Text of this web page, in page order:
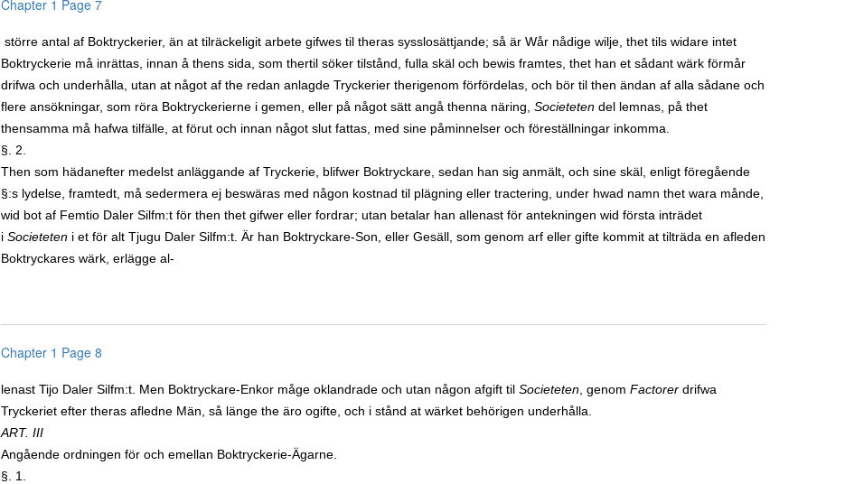
Chapter 1 Page 7
större antal af Boktryckerier, än at tilräckeligit arbete gifwes til theras sysslosättjande; så är Wår nådige wilje, thet tils widare intet
Boktryckerie må inrättas, innan å thens sida, som thertil söker tilstånd, fulla skäl och bewis framtes, thet han et sådant wärk förmår
drifwa och underhålla, utan at något af the redan anlagde Tryckerier therigenom förfördelas, och bör til then ändan af alla sådane och
flere ansökningar, som röra Boktryckerierne i gemen, eller på något sätt angå thenna näring, Societetendel lemnas, på thet
thensamma må hafwa tilfälle, at förut och innan något slut fattas, med sine påminnelser och föreställningar inkomma.
§. 2.
Then som hädanefter medelst anläggande af Tryckerie, blifwer Boktryckare, sedan han sig anmält, och sine skäl, enligt föregående
§:s lydelse, framtedt, må sedermera ej beswäras med någon kostnad til plägning eller tractering, under hwad namn thet wara månde,
wid bot af Femtio Daler Silfm:t för then thet gifwer eller fordrar; utan betalar han allenast för antekningen wid första inträdet
i Societeteni et för alt Tjugu Daler Silfm:t. Är han Boktryckare-Son, eller Gesäll, som genom arf eller gifte kommit at tilträda en afleden
Boktryckares wärk, erlägge al-
Chapter 1 Page 8
lenast Tijo Daler Silfm:t. Men Boktryckare-Enkor måge oklandrade och utan någon afgift til Societeten, genom Factorerdrifwa
Tryckeriet efter theras afledne Män, så länge the äro ogifte, och i stånd at wärket behörigen underhålla.
ART. III
Angående ordningen för och emellan Boktryckerie-Ägarne.
§. 1.